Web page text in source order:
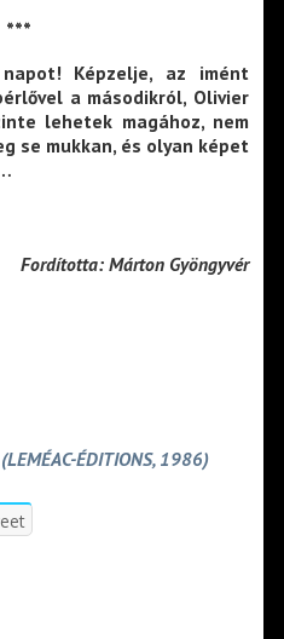
***
napot! Képzelje, az imént
a másodikról, Olivier
lehetek magához, nem
se mukkan, és olyan képet
Fordította: Márton Gyöngyvér
ÉDITIONS, 1986)